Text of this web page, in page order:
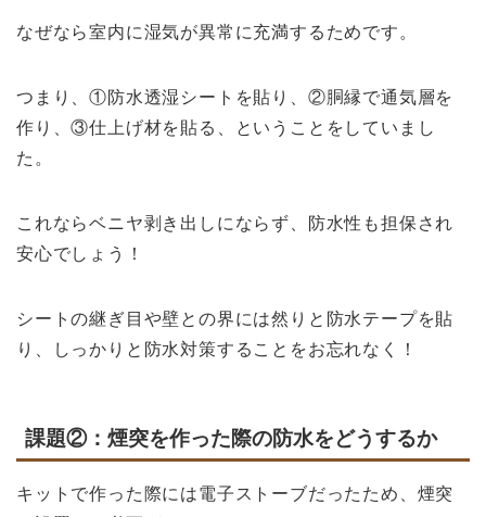
なぜなら室内に湿気が異常に充満するためです。
つまり、①防水透湿シートを貼り、②胴縁で通気層を
作り、③仕上げ材を貼る、ということをしていまし
た。
これならベニヤ剥き出しにならず、防水性も担保され
安心でしょう！
シートの継ぎ目や壁との界には然りと防水テープを貼
り、しっかりと防水対策することをお忘れなく！
課題②：煙突を作った際の防水をどうするか
キットで作った際には電子ストーブだったため、煙突